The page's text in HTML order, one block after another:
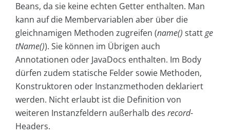
Beans, da sie keine echten Getter enthalten. Man
kann auf die Membervariablen aber über die
gleichnamigen Methoden zugreifen (name() stattge
tName()). Sie können im Übrigen auch
Annotationen oder JavaDocs enthalten. Im Body
dürfen zudem statische Felder sowie Methoden,
Konstruktoren oder Instanzmethoden deklariert
werden. Nicht erlaubt ist die Definition von
weiteren Instanzfeldern außerhalb des record-
Headers.